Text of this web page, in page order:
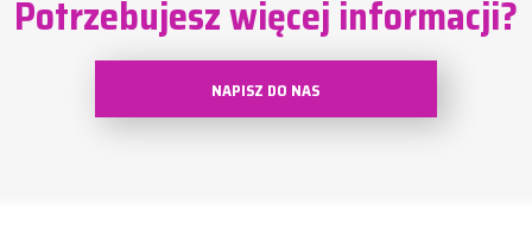
Potrzebujesz więcej informacji?
NAPISZ DO NAS